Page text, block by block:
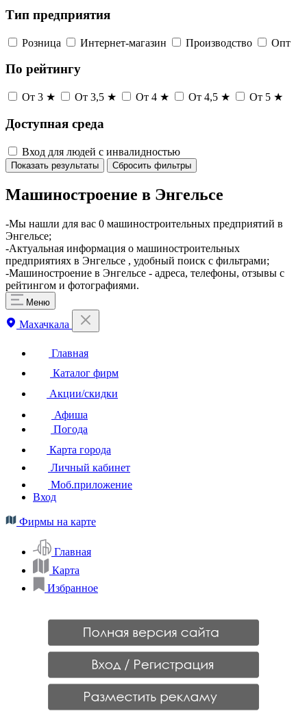
Тип предприятия
Розница Интернет-магазин Производство Опт
По рейтингу
От 3 ★ От 3,5 ★ От 4 ★ От 4,5 ★ От 5 ★
Доступная среда
Вход для людей с инвалидностью
Показать результаты Сбросить фильтры
Машиностроение в Энгельсе
-Мы нашли для вас 0 машиностроительных предприятий в
Энгельсе;
-Актуальная информация о машиностроительных
предприятиях в Энгельсе , удобный поиск с фильтрами;
-Машиностроение в Энгельсе - адреса, телефоны, отзывы с
рейтингом и фотографиями.
Меню
Махачкала
Главная
Каталог фирм
Акции/скидки
Афиша
Погода
Карта города
Личный кабинет
Моб.приложение
Вход
Фирмы на карте
Главная
Карта
Избранное